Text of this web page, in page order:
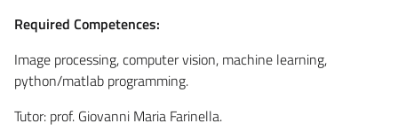
Required Competences:
Image processing, computer vision, machine learning,
python/matlab programming.
Tutor: prof. Giovanni Maria Farinella.